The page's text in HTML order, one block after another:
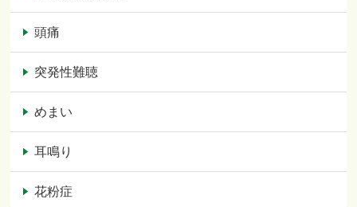
頭痛
突発性難聴
めまい
耳鳴り
花粉症